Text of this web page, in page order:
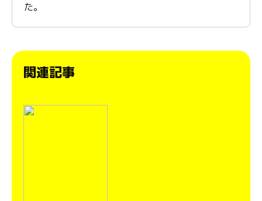
た。
関連記事